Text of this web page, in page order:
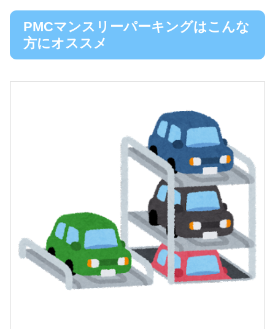
PMCマンスリーパーキングはこんな
方にオススメ